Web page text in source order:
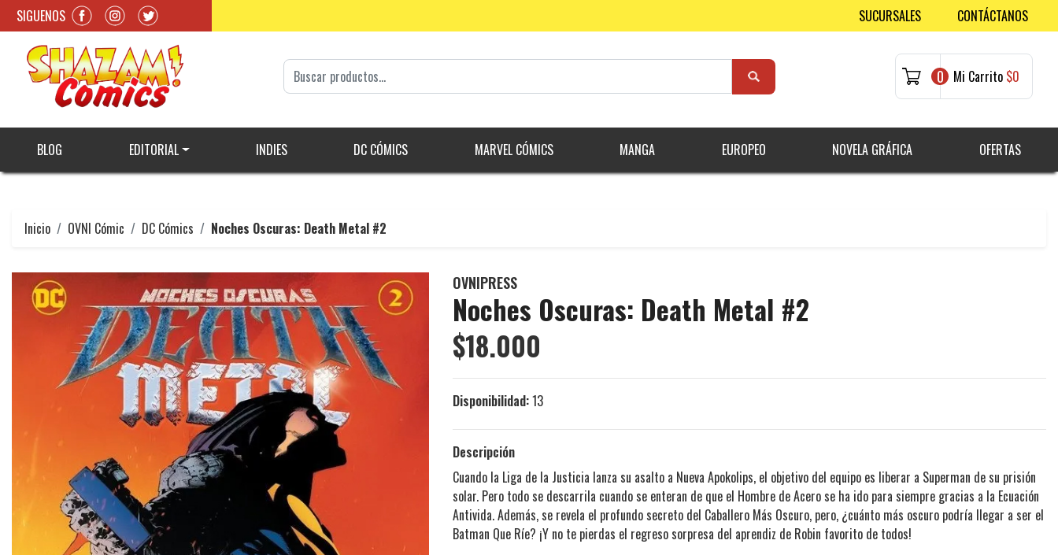
SIGUENOS SUCURSALES CONTÁCTANOS
0 Mi Carrito $0
BLOG EDITORIAL INDIES DC CÓMICS MARVEL CÓMICS MANGA EUROPEO NOVELA GRÁFICA OFERTAS
Inicio OVNI Cómic DC Cómics Noches Oscuras: Death Metal #2
OVNIPRESS
Noches Oscuras: Death Metal #2
$18.000
Disponibilidad:13
Descripción
Cuando la Liga de la Justicia lanza su asalto a Nueva Apokolips, el objetivo del equipo es liberar a Superman de su prisión
solar. Pero todo se descarrila cuando se enteran de que el Hombre de Acero se ha ido para siempre gracias a la Ecuación
Antivida. Además, se revela el profundo secreto del Caballero Más Oscuro, pero, ¿cuánto más oscuro podría llegar a ser el
Batman Que Ríe? ¡Y no te pierdas el regreso sorpresa del aprendiz de Robin favorito de todos!